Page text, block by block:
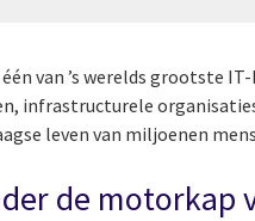
één van ’s werelds grootste
infrastructurele
leven van miljoenen
de motorkap